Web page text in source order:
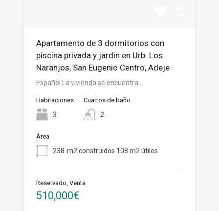
Apartamento de 3 dormitorios con
piscina privada y jardin en Urb. Los
Naranjos, San Eugenio Centro, Adeje
Español La vivienda se encuentra…
Habitaciones
3
Cuartos de baño
2
Área
238 m2 construidos 108 m2 útiles
Reservado, Venta
510,000€